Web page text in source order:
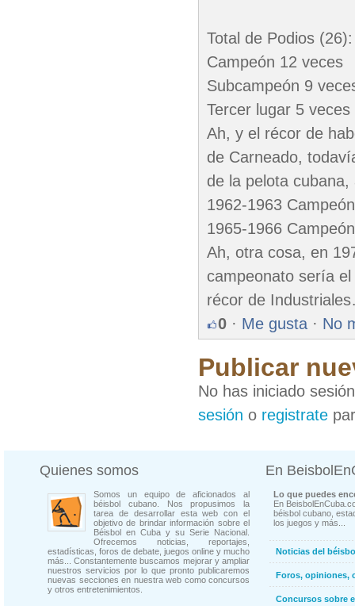
Total de Podios (26):
Campeón 12 veces
Subcampeón 9
Tercer lugar 5 veces
Ah, y el récor de
de Carneado,
de la pelota
1962-1963
1965-1966 Campeón
Ah, otra cosa, en
campeonato sería
récor de
0 · Me gusta · No
Publicar
No has iniciado
sesión o registrate
Quienes somos
Somos un equipo de aficionados al
béisbol cubano. Nos propusimos la
tarea de desarrollar esta web con el
objetivo de brindar información sobre el
Béisbol en Cuba y su Serie Nacional.
Ofrecemos noticias, reportajes,
estadísticas, foros de debate, juegos online y mucho
más... Constantemente buscamos mejorar y ampliar
nuestros servicios por lo que pronto publicaremos
nuevas secciones en nuestra web como concursos
y otros entretenimientos.
En
Lo que puedes
En
béisbol cubano,
los juegos y más...
Noticias del
Foros, opiniones,
Concursos sobre